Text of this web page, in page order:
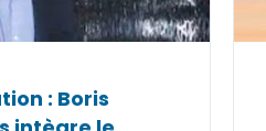
: Boris